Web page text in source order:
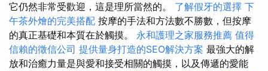
它仍然非常受歡迎，這是理所當然的。 了解假牙的選擇 下
午茶外燴的完美搭配 按摩的手法和方法數不勝數，但按摩
的真正基礎和本質在於觸摸。 永和護理之家服務推薦 值得
信賴的徵信公司 提供量身打造的SEO解決方案 最強大的解
放和治癒力量是與愛和接受相關的觸摸，以及傳遞的愛能